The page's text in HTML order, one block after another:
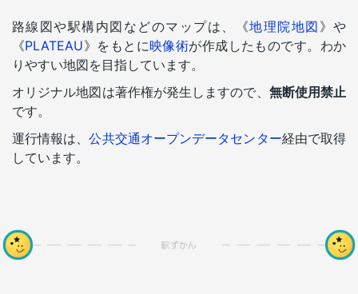
路線図や駅構内図などのマップは、《地理院地図 》や
《PLATEAU》をもとに映像術が作成したものです。わか
りやすい地図を目指しています。
オリジナル地図は著作権が発生しますので、 無断使用禁止
です。
運行情報は、公共交通オープンデータセンター経由で取得
しています。